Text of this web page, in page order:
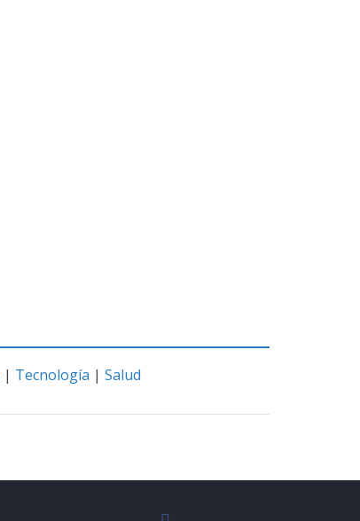
| Tecnología | Salud